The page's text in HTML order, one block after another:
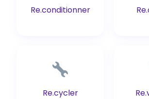
Re.conditionner
Re.cycler